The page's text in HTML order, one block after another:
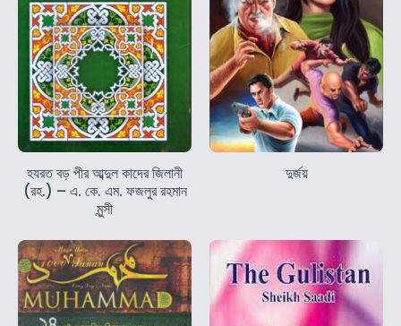
হযরত বড় পীর আব্দুল কাদের জিলানী
(রহ.) – এ. কে. এম. ফজলুর রহমান
মুন্সী
দুর্জয়